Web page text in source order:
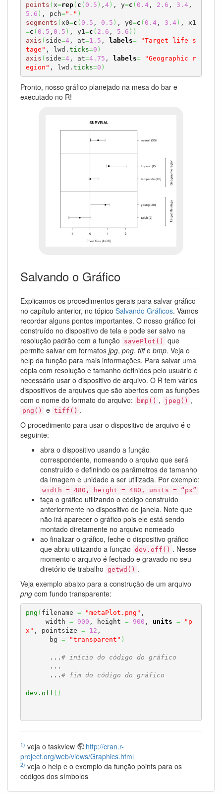
points ( x=rep( c ( 0.5 ) , 4) , y=c ( 0.4, 2.6 , 3.4
5.6 ) , pch="-" )
segments ( x0=c ( 0.5 , 0.5 ) , y0=c ( 0.4, 3.4) , x1
=c ( 0.5 , 0.5 ) , y1 =c ( 2.6 , 5.6 ) )
axis ( side=4, at=1.5 , labels=
"Target life s
tage" , lwd. ticks=0 )
axis ( side=4, at=4.75 , labels=
"Geographic r
egion" , lwd. ticks=0 )
Pronto, nosso gráfico planejado na mesa do bar e
executado no R!
Salvando o Gráfico
Explicamos os procedimentos gerais para salvar gráfico
no capítulo anterior, no tópico Salvando Gráficos. Vamos
recordar alguns pontos importantes. O nosso gráfico foi
construído no dispositivo de tela e pode ser salvo na
resolução padrão com a função
savePlot()
que
permite salvar em formatos jpg, png, tiffe bmp. Veja o
help da função para mais informações. Para salvar uma
cópia com resolução e tamanho definidos pelo usuário é
necessário usar o dispositivo de arquivo. O R tem vários
dispositivos de arquivos que são abertos com as funções
com o nome do formato do arquivo:
bmp() , jpeg() ,
png() e tiff() .
O procedimento para usar o dispositivo de arquivo é o
seguinte:
abra o dispositivo usando a função
correspondente, nomeando o arquivo que será
construído e definindo os parâmetros de tamanho
da imagem e unidade a ser utilizada. Por exemplo:
width = 480, height = 480, units = “px”
faça o gráfico utilizando o código construído
anteriormente no dispositivo de janela. Note que
não irá aparecer o gráfico pois ele está sendo
montado diretamente no arquivo nomeado
ao finalizar o gráfico, feche o dispositivo gráfico
que abriu utilizando a função dev.off() . Nesse
momento o arquivo é fechado e gravado no seu
diretório de trabalho getwd() .
Veja exemplo abaixo para a construção de um arquivo
png com fundo transparente:
png ( filename = "metaPlot.png" ,
     width
= 900 , height = 900 , units =
"p
x" , pointsize = 12 ,
      bg
= "transparent" )
      ...
# início do código do gráfico
      ...
# fim do código do gráfico
dev. off ( )
1) veja o taskview
http://cran.r-
project.org/web/views/Graphics.html
2) veja o help e o exemplo da função points para os
códigos dos símbolos